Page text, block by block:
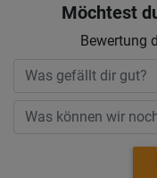
Möchtest
Bewertung